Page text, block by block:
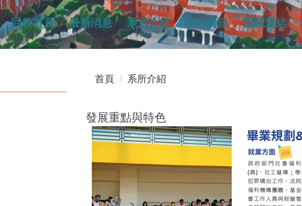
回校首頁 最新消息 系所介紹 課程資訊 相關連結
首頁 系所介紹
發展重點與特色